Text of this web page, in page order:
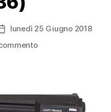
Data
dell'articolo
lunedì 25 Giugno 2018
su